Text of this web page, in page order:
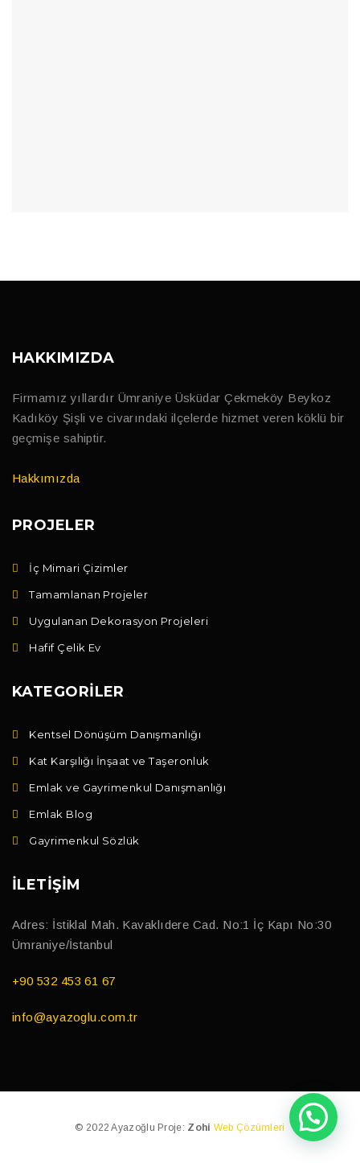
HAKKIMIZDA
Firmamız yıllardır Ümraniye Üsküdar Çekmeköy Beykoz
Kadıköy Şişli ve civarındaki ilçelerde hizmet veren köklü bir
geçmişe sahiptir.
Hakkımızda
PROJELER
İç Mimari Çizimler
Tamamlanan Projeler
Uygulanan Dekorasyon Projeleri
Hafif Çelik Ev
KATEGORILER
Kentsel Dönüşüm Danışmanlığı
Kat Karşılığı İnşaat ve Taşeronluk
Emlak ve Gayrimenkul Danışmanlığı
Emlak Blog
Gayrimenkul Sözlük
İLETIŞIM
Adres: İstiklal Mah. Kavaklıdere Cad. No:1 İç Kapı No:30
Ümraniye/İstanbul
+90 532 453 61 67
info@ayazoglu.com.tr
© 2022 Ayazoğlu Proje: Zohi Web Çözümleri